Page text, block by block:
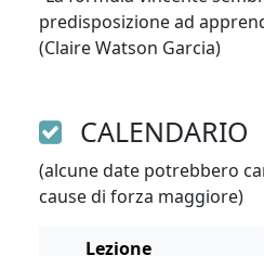
predisposizione ad
(Claire Watson Garcia)
CALENDARIO
(alcune date potrebbero
cause di forza maggiore)
Lezione